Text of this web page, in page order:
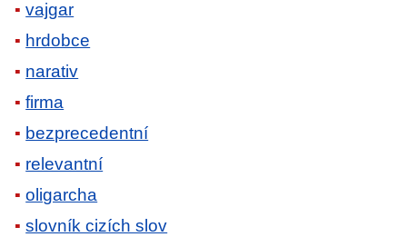
vajgar
hrdobce
narativ
firma
bezprecedentní
relevantní
oligarcha
slovník cizích slov